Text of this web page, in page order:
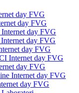
day FVG
day FVG
day FVG
day FVG
day FVG
Internet day FVG
day FVG
Internet day FVG
day FVG